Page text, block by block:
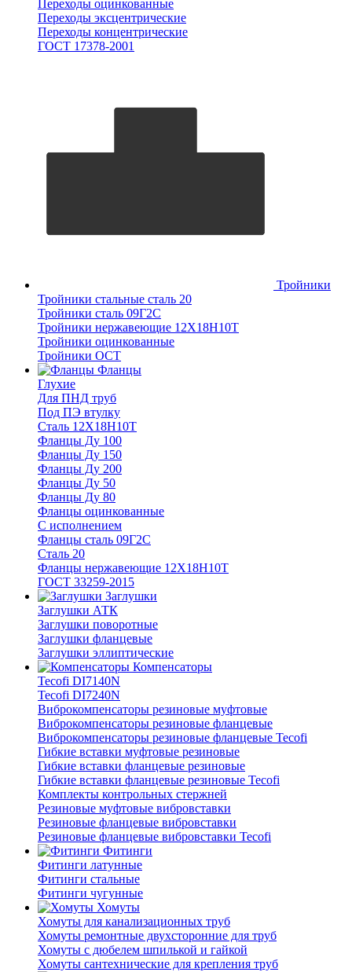
Переходы оцинкованные
Переходы эксцентрические
Переходы концентрические
ГОСТ 17378-2001
Тройники
Тройники стальные сталь 20
Тройники сталь 09Г2С
Тройники нержавеющие 12Х18Н10Т
Тройники оцинкованные
Тройники ОСТ
Фланцы
Глухие
Для ПНД труб
Под ПЭ втулку
Сталь 12Х18Н10Т
Фланцы Ду 100
Фланцы Ду 150
Фланцы Ду 200
Фланцы Ду 50
Фланцы Ду 80
Фланцы оцинкованные
С исполнением
Фланцы сталь 09Г2С
Сталь 20
Фланцы нержавеющие 12Х18Н10Т
ГОСТ 33259-2015
Заглушки
Заглушки АТК
Заглушки поворотные
Заглушки фланцевые
Заглушки эллиптические
Компенсаторы
Tecofi DI7140N
Tecofi DI7240N
Виброкомпенсаторы резиновые муфтовые
Виброкомпенсаторы резиновые фланцевые
Виброкомпенсаторы резиновые фланцевые Tecofi
Гибкие вставки муфтовые резиновые
Гибкие вставки фланцевые резиновые
Гибкие вставки фланцевые резиновые Tecofi
Комплекты контрольных стержней
Резиновые муфтовые вибровставки
Резиновые фланцевые вибровставки
Резиновые фланцевые вибровставки Tecofi
Фитинги
Фитинги латунные
Фитинги стальные
Фитинги чугунные
Хомуты
Хомуты для канализационных труб
Хомуты ремонтные двухсторонние для труб
Хомуты с дюбелем шпилькой и гайкой
Хомуты сантехнические для крепления труб